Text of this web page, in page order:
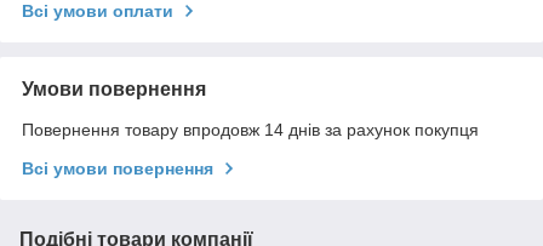
Всі умови оплати
Умови повернення
Повернення товару впродовж 14 днів за рахунок покупця
Всі умови повернення
Подібні товари компанії